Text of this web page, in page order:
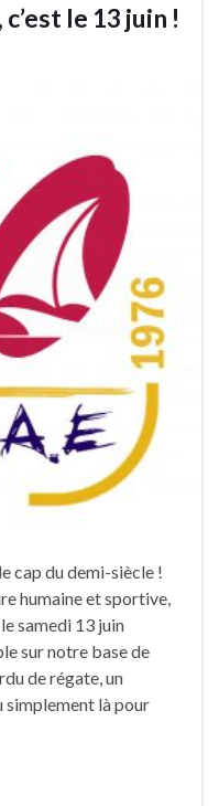
le 13 juin !
cap du demi-siècle !
humaine et sportive,
samedi 13 juin
sur notre base de
de régate, un
simplement là pour